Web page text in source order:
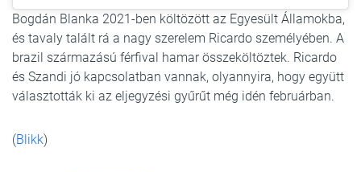
Bogdán Blanka 2021-ben költözött az Egyesült Államokba,
és tavaly talált rá a nagy szerelem Ricardo személyében. A
brazil származású férfival hamar összeköltöztek. Ricardo
és Szandi jó kapcsolatban vannak, olyannyira, hogy együtt
választották ki az eljegyzési gyűrűt még idén februárban.
(Blikk)